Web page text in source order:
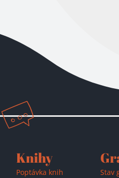
Knihy
Poptávka knih
Stav